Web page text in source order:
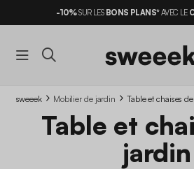
-10%SUR LES BONS PLANS*AVEC LE
sweeek Mobilier de jardin Table et chaises
Table et
jardin